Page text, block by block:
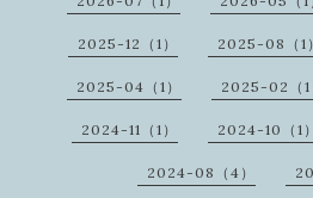
2025-12（1） 2025-08（1）
2025-04（1） 2025-02（1
2024-11（1） 2024-10（1）
2024-08（4）